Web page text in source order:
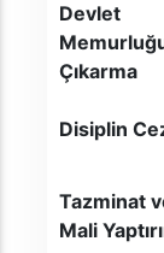
Devlet
Çıkarma
Disiplin
Tazminat
Mali